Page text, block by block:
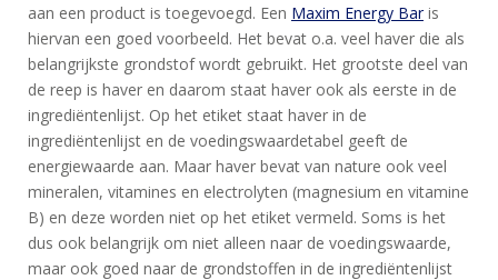
aan een product is toegevoegd. Een Maxim Energy Baris
hiervan een goed voorbeeld. Het bevat o.a. veel haver die als
belangrijkste grondstof wordt gebruikt. Het grootste deel van
de reep is haver en daarom staat haver ook als eerste in de
ingrediëntenlijst. Op het etiket staat haver in de
ingrediëntenlijst en de voedingswaardetabel geeft de
energiewaarde aan. Maar haver bevat van nature ook veel
mineralen, vitamines en electrolyten (magnesium en vitamine
B) en deze worden niet op het etiket vermeld. Soms is het
dus ook belangrijk om niet alleen naar de voedingswaarde,
maar ook goed naar de grondstoffen in de ingrediëntenlijst